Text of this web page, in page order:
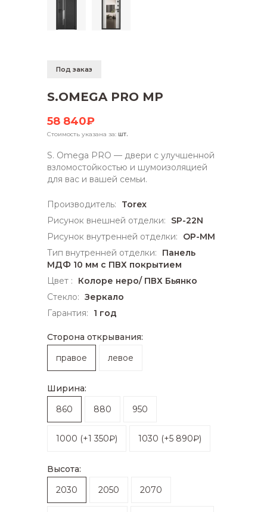
Под заказ
S.OMEGA PRO MP
58 840₽
Стоимость указана за: шт.
S. Omega PRO — двери с улучшенной
взломостойкостью и шумоизоляцией
для вас и вашей семьи.
Производитель:
Torex
Рисунок внешней отделки:
SP-22N
Рисунок внутренней отделки:
OP-MM
Тип внутренней отделки:
Панель
МДФ 10 мм с ПВХ покрытием
Цвет :
Колоре неро/ ПВХ Бьянко
Стекло: Зеркало
Гарантия:
1 год
Сторона открывания:
правое
левое
Ширина:
860
880 950
1000 (+1 350₽) 1030 (+5 890₽)
Высота:
2030
2050 2070